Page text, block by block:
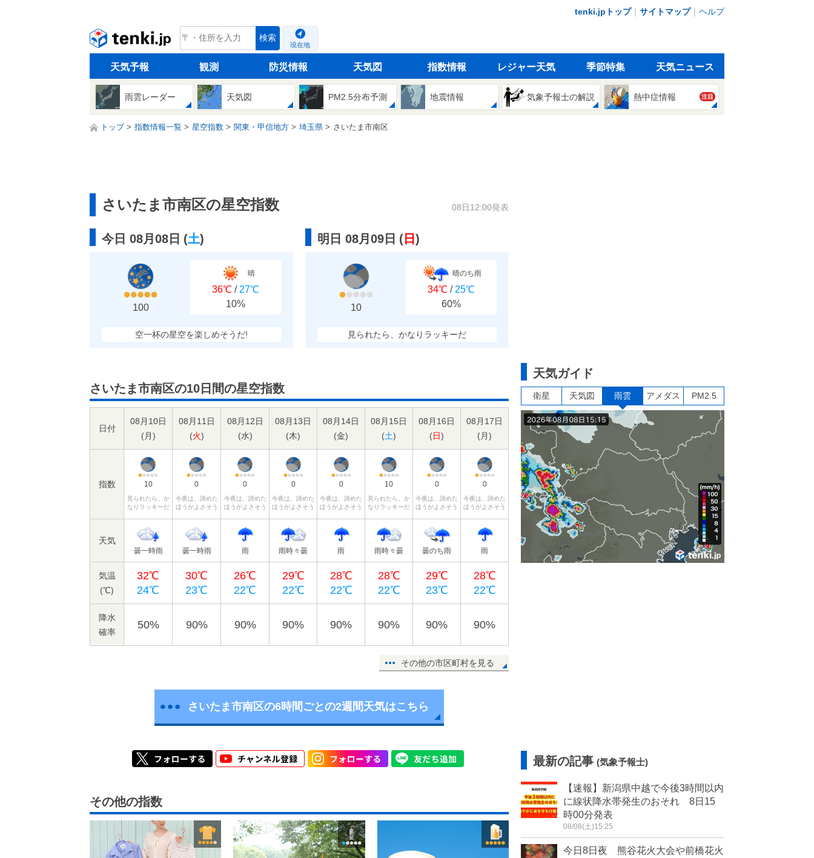
tenki.jpトップ｜ サイトマップ｜ ヘルプ
tenki.jp 検索
現在地
天気予報 観測 防災情報 天気図 指数情報 レジャー天気 季節特集 天気ニュース
雨雲レーダー 天気図 PM2.5分布予測 地震情報 気象予報士の解説 熱中症情報 注目
トップ 指数情報一覧 星空指数 関東・甲信地方 埼玉県 さいたま市南区
さいたま市南区の星空指数 08日12:00発表
今日 08月08日 (土)
100
晴
36℃ / 27℃
10%
空一杯の星空を楽しめそうだ!
明日 08月09日 ( 日 )
10
晴のち雨
34℃ / 25℃
60%
見られたら、かなりラッキーだ
さいたま市南区の10日間の星空指数
日付
08月10日
(月)
08月11日
(火)
08月12日
(水)
08月13日
(木)
08月14日
(金)
08月15日
(土)
08月16日
(日)
08月17日
(月)
指数 10
見られたら、か
なりラッキーだ
0
今夜は、諦めた
ほうがよさそう
0
今夜は、諦めた
ほうがよさそう
0
今夜は、諦めた
ほうがよさそう
0
今夜は、諦めた
ほうがよさそう
10
見られたら、か
なりラッキーだ
0
今夜は、諦めた
ほうがよさそう
0
今夜は、諦めた
ほうがよさそう
天気
曇一時雨 曇一時雨 雨 雨時々曇 雨 雨時々曇 曇のち雨 雨
気温
(℃)
32℃
24℃
30℃
23℃
26℃
22℃
29℃
22℃
28℃
22℃
28℃
22℃
29℃
23℃
28℃
22℃
降水
確率
50% 90% 90% 90% 90% 90% 90% 90%
その他の市区町村を見る
さいたま市南区の6時間ごとの2週間天気はこちら
その他の指数
天気ガイド
衛星 天気図 雨雲 アメダス PM2.5
最新の記事 (気象予報士)
【速報】新潟県中越で今後3時間以内
に線状降水帯発生のおそれ 8日15
時00分発表
08/08(土)15:25
今日8日夜 熊谷花火大会や前橋花火